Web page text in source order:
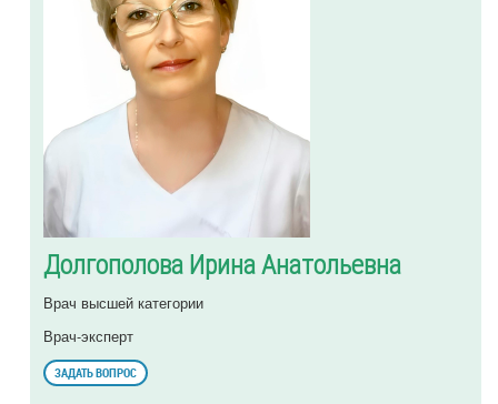
Долгополова Ирина Анатольевна
Врач высшей категории
Врач-эксперт
ЗАДАТЬ ВОПРОС